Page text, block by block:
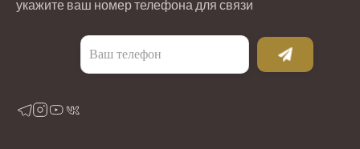
укажите ваш номер телефона для связи